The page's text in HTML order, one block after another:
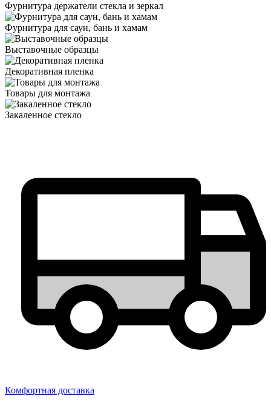
Фурнитура держатели стекла и зеркал
Фурнитура для саун, бань и хамам
Выставочные образцы
Декоративная пленка
Товары для монтажа
Закаленное стекло
Комфортная доставка